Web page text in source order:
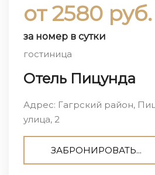
от 2580 руб.
за номер в сутки
гостиница
Отель Пицунда
Адрес: Гагрский район,
улица, 2
ЗАБРОНИРОВАТЬ...